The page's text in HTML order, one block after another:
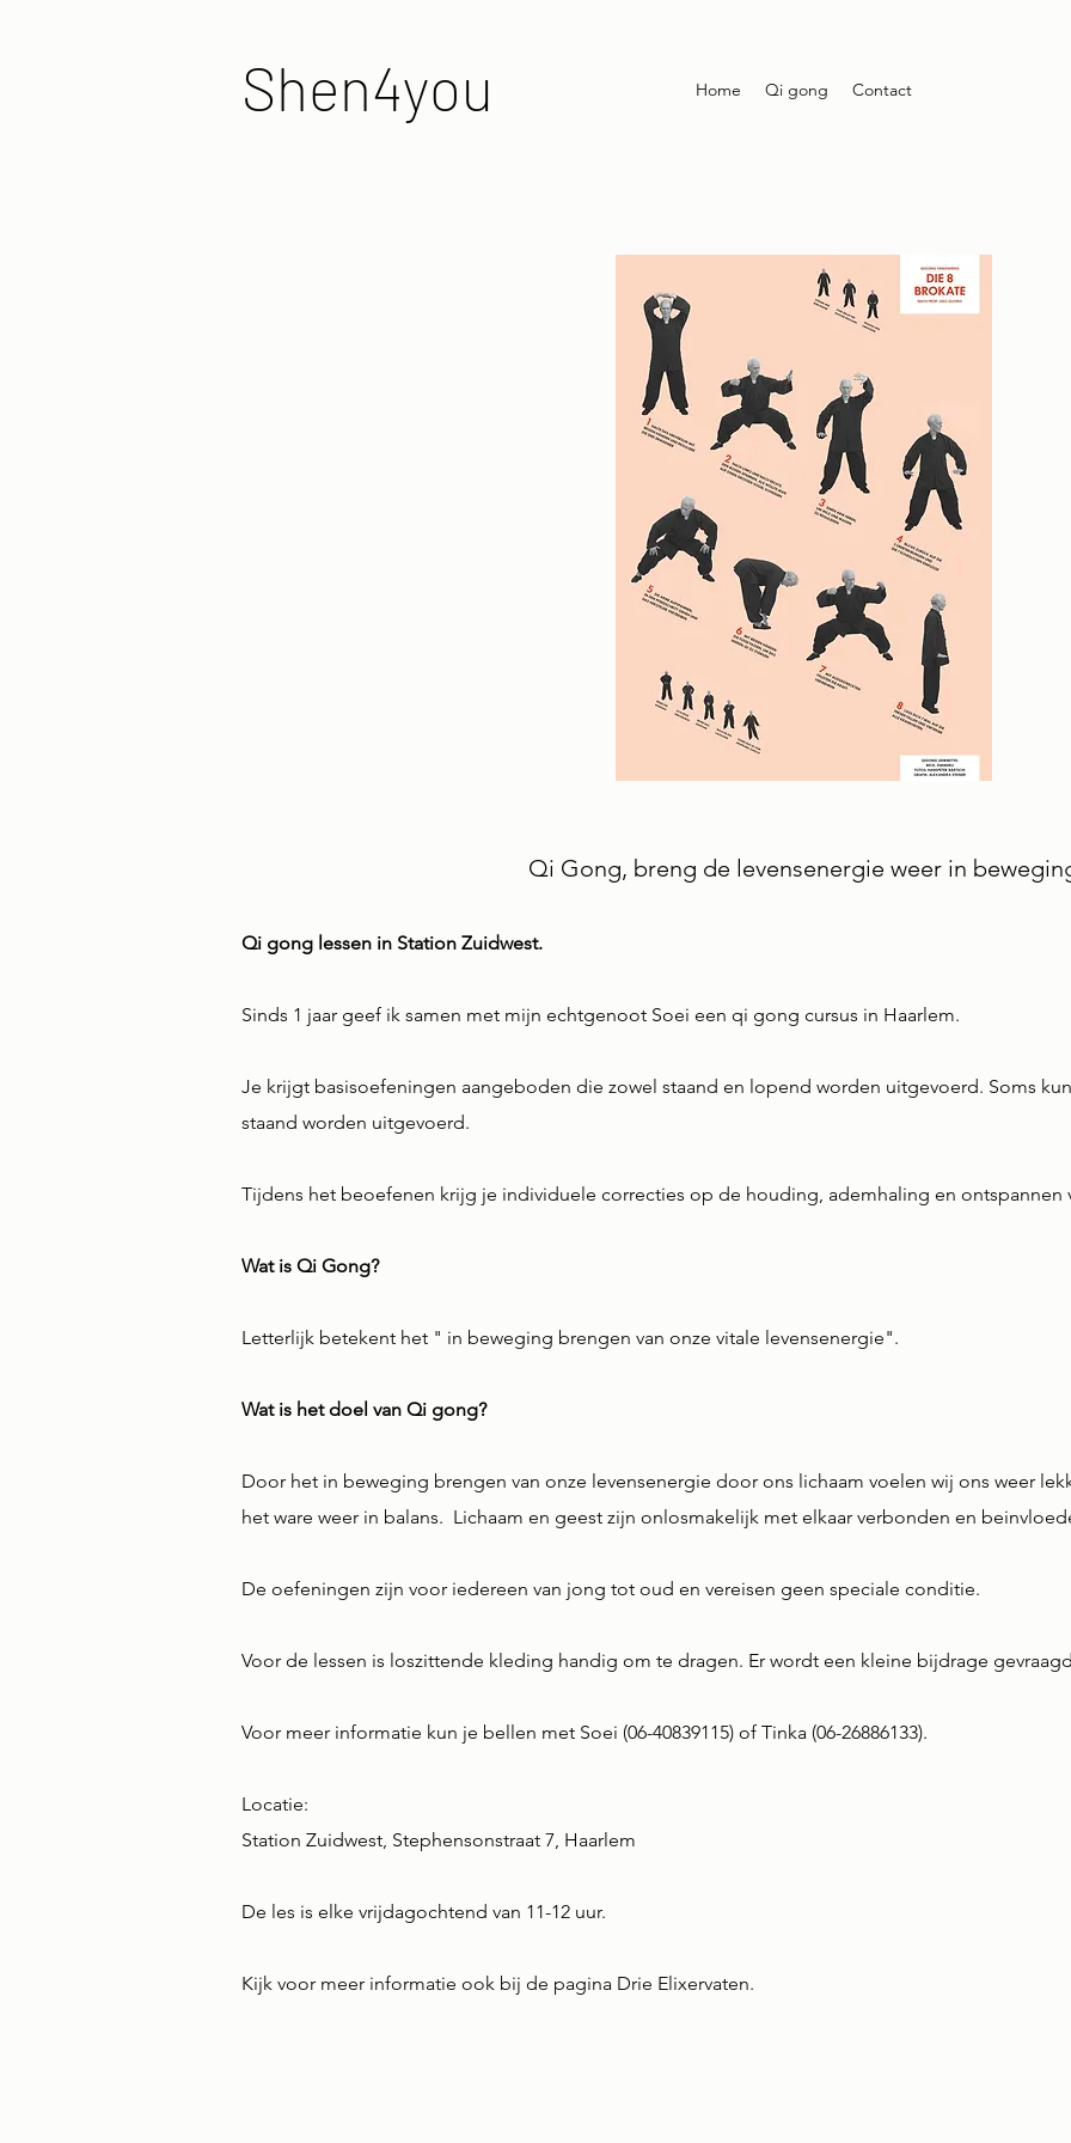
Home Qi gong Contact
Shen4you
Qi Gong, breng de levensenergie weer in
Qi gong lessen in Station Zuidwest.
Sinds 1 jaar geef ik samen met mijn echtgenoot Soei een qi gong cursus in Haarlem.
Je krijgt basisoefeningen aangeboden die zowel staand en lopend worden uitgevoerd. Soms
staand worden uitgevoerd.
Tijdens het beoefenen krijg je individuele correcties op de houding, ademhaling en ontspannen
Wat is Qi Gong?
Letterlijk betekent het " in beweging brengen van onze vitale levensenergie".
Wat is het doel van Qi gong?
Door het in beweging brengen van onze levensenergie door ons lichaam voelen wij ons weer
het ware weer in balans. Lichaam en geest zijn onlosmakelijk met elkaar verbonden en
De oefeningen zijn voor iedereen van jong tot oud en vereisen geen speciale conditie.
Voor de lessen is loszittende kleding handig om te dragen. Er wordt een kleine bijdrage
Voor meer informatie kun je bellen met Soei (06-40839115) of Tinka (06-26886133).
Locatie:
Station Zuidwest, Stephensonstraat 7, Haarlem
De les is elke vrijdagochtend van 11-12 uur.
Kijk voor meer informatie ook bij de pagina Drie Elixervaten.